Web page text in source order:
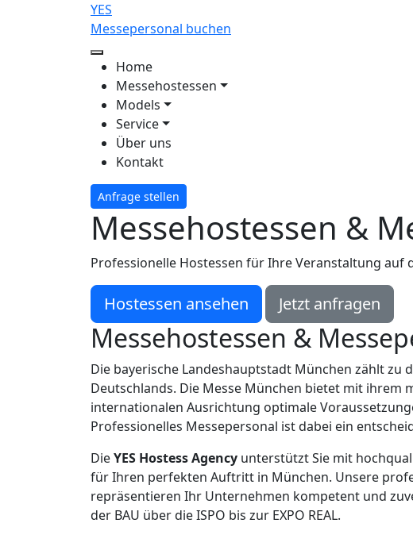
YES
Messepersonal buchen
Home
Messehostessen
Models
Service
Über uns
Kontakt
Anfrage stellen
Messehostessen &
Professionelle Hostessen für Ihre Veranstaltung
Hostessen ansehen Jetzt anfragen
Messehostessen &
Die bayerische Landeshauptstadt München zählt zu
Deutschlands. Die Messe München bietet mit ihrem
internationalen Ausrichtung optimale
Professionelles Messepersonal ist dabei ein
DieYES Hostess Agency unterstützt Sie mit
für Ihren perfekten Auftritt in München. Unsere
repräsentieren Ihr Unternehmen kompetent und
der BAU über die ISPO bis zur EXPO REAL.